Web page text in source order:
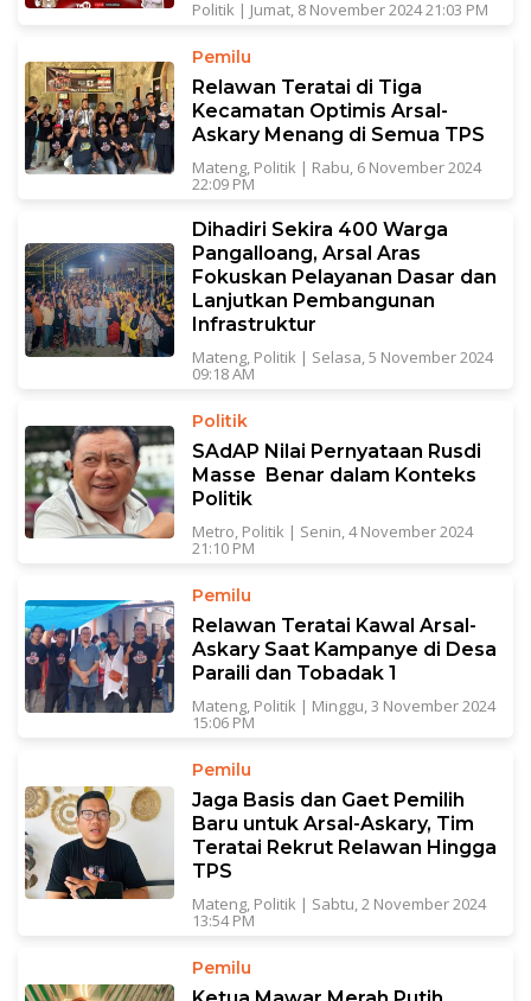
Politik | Jumat, 8 November 2024 21:03 PM
Pemilu
Relawan Teratai di Tiga
Kecamatan Optimis Arsal-
Askary Menang di Semua TPS
Mateng, Politik | Rabu, 6 November 2024
22:09 PM
Dihadiri Sekira 400 Warga
Pangalloang, Arsal Aras
Fokuskan Pelayanan Dasar dan
Lanjutkan Pembangunan
Infrastruktur
Mateng, Politik | Selasa, 5 November 2024
09:18 AM
Politik
SAdAP Nilai Pernyataan Rusdi
Masse Benar dalam Konteks
Politik
Metro, Politik | Senin, 4 November 2024
21:10 PM
Pemilu
Relawan Teratai Kawal Arsal-
Askary Saat Kampanye di Desa
Paraili dan Tobadak 1
Mateng, Politik | Minggu, 3 November 2024
15:06 PM
Pemilu
Jaga Basis dan Gaet Pemilih
Baru untuk Arsal-Askary, Tim
Teratai Rekrut Relawan Hingga
TPS
Mateng, Politik | Sabtu, 2 November 2024
13:54 PM
Pemilu